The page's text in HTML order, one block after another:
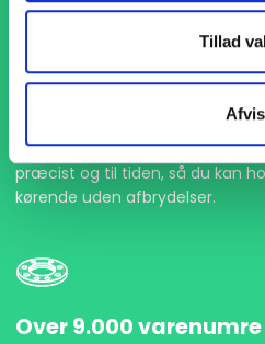
Tillad
Afvis
1-4 dages levering
Med hurtig levering på kun 1-4
projekter aldrig bliver forsinket.
præcist og til tiden, så du kan
kørende uden afbrydelser.
Over 9.000 varenumre